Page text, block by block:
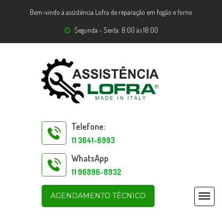
Bem-vindo à assistência Lofra de reparação em fogão e forno
Segunda - Sexta: 8:00 às 18:00
Telefone:
11 3641-6993
WhatsApp
11 96896-8932
AGENDAMENTO TÉCNICO